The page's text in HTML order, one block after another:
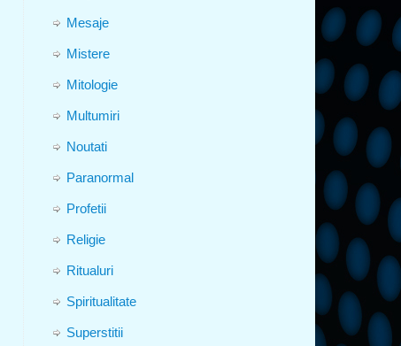
Mesaje
Mistere
Mitologie
Multumiri
Noutati
Paranormal
Profetii
Religie
Ritualuri
Spiritualitate
Superstitii